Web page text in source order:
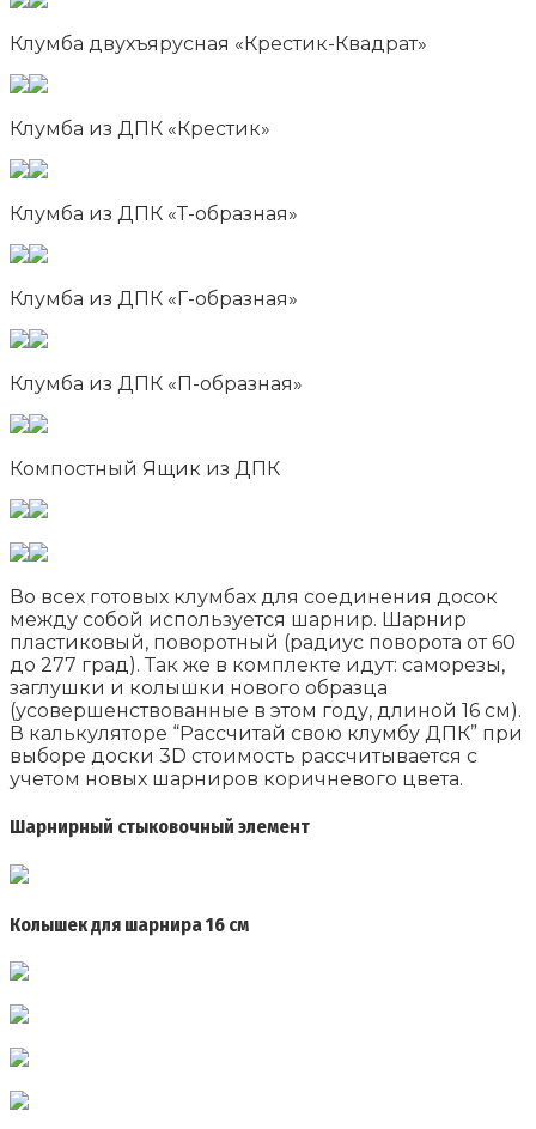
Клумба двухъярусная «Крестик-Квадрат»
Клумба из ДПК «Крестик»
Клумба из ДПК «Т-образная»
Клумба из ДПК «Г-образная»
Клумба из ДПК «П-образная»
Компостный Ящик из ДПК
Во всех готовых клумбах для соединения досок
между собой используется шарнир. Шарнир
пластиковый, поворотный (радиус поворота от 60
до 277 град). Так же в комплекте идут: саморезы,
заглушки и колышки нового образца
(усовершенствованные в этом году, длиной 16 см).
В калькуляторе “Рассчитай свою клумбу ДПК” при
выборе доски 3D стоимость рассчитывается с
учетом новых шарниров коричневого цвета.
Шарнирный стыковочный элемент
Колышек для шарнира 16 см